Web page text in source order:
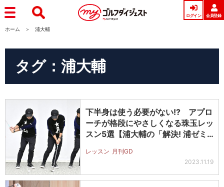
ログイン 会員登録
ホーム 浦大輔
タグ：浦大輔
下半身は使う必要がない!? アプロ
ーチが格段にやさしくなる珠玉レッ
スン5選【浦大輔の「解決! 浦ゼミ…
レッスン 月刊GD
2023.11.19